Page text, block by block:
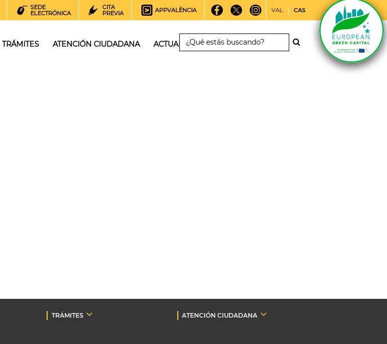
SEDE
ELECTRÓNICA
CITA
PREVIA
APPVALÈNCIA VAL CAS
TRÁMITES ATENCIÓN CIUDADANA ACTUALIDAD
TRÁMITES
ATENCIÓN CIUDADANA